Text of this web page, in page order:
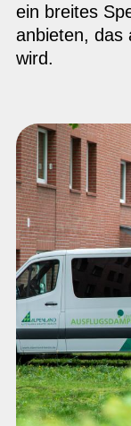
ein breites
anbieten, das
wird.